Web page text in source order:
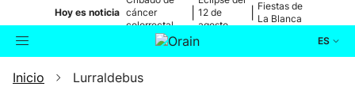
Hoy es noticia cáncer
colorrectal
12 de
agosto
Fiestas de
La Blanca
ES
Buscador
Inicio Lurraldebus